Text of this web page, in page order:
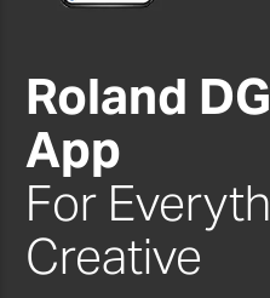
Roland
App
For
Creative